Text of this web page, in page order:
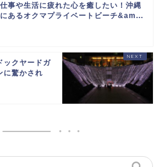
仕事や生活に疲れた心を癒したい！沖縄
にあるオクマプライベートビーチ&am...
ックヤードガ
に驚かされ